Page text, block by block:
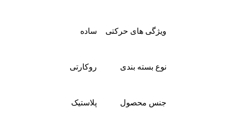
ویژگی های حرکتی ساده
نوع بسته بندی روکارتی
جنس محصول پلاستیک